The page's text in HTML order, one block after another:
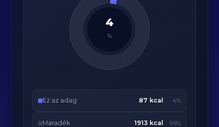
4
%
Ez az adag 87 kcal 4%
Maradék 1913 kcal 96%